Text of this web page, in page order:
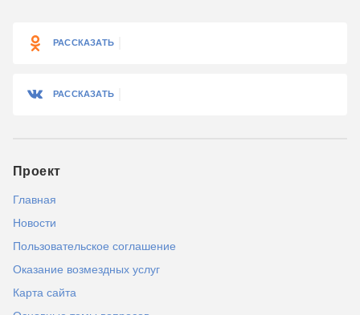
РАССКАЗАТЬ
РАССКАЗАТЬ
Проект
Главная
Новости
Пользовательское соглашение
Оказание возмездных услуг
Карта сайта